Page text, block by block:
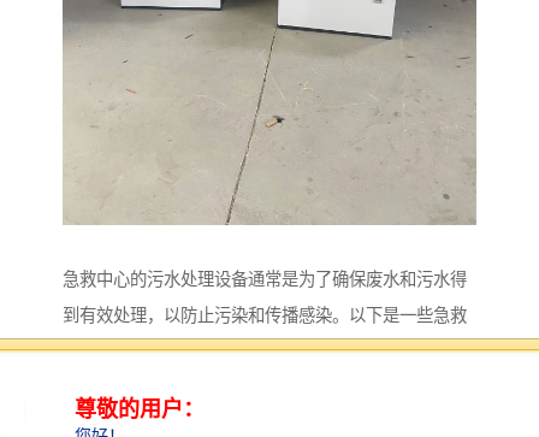
急救中心的污水处理设备通常是为了确保废水和污水得
到有效处理，以防止污染和传播感染。以下是一些急救
中心污水处理设备的常见类型及其功能：
- **初沉池**：用于去除较大颗粒物，减少后续处理负